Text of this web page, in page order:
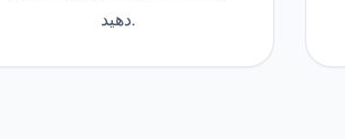
دهید.